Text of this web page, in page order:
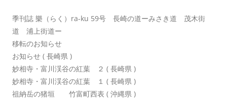
季刊誌 樂（らく）ra-ku 59号 長崎の道ーみさき道 茂木街
道 浦上街道ー
移転のお知らせ
お知らせ ( 長崎県 )
妙相寺・富川渓谷の紅葉 ２ ( 長崎県 )
妙相寺・富川渓谷の紅葉 １ ( 長崎県 )
祖納岳の猪垣 竹富町西表 ( 沖縄県 )